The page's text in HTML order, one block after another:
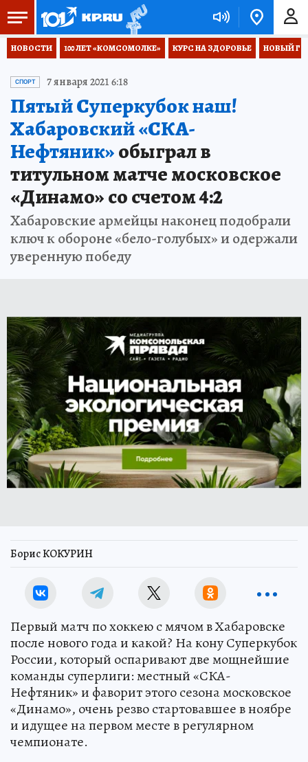
НОВОСТИ 100 ЛЕТ «КОМСОМОЛКЕ» КУРС НА ЗДОРОВЬЕ НОВЫЙ
СПОРТ 7 января 2021 6:18
Пятый Суперкубок наш!
Хабаровский «СКА-
Нефтяник»обыграл в
титульном матче московское
«Динамо» со счетом 4:2
Хабаровские армейцы наконец подобрали
ключ к обороне «бело-голубых» и одержали
уверенную победу
Борис КОКУРИН
Первый матч по хоккею с мячом в Хабаровске
после нового года и какой? На кону Суперкубок
России, который оспаривают две мощнейшие
команды суперлиги: местный «СКА-
Нефтяник» и фаворит этого сезона московское
«Динамо», очень резво стартовавшее в ноябре
и идущее на первом месте в регулярном
чемпионате.